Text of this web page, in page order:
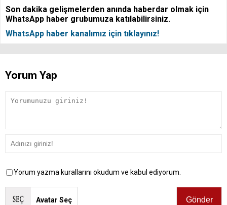
Son dakika gelişmelerden anında haberdar olmak için
WhatsApp haber grubumuza katılabilirsiniz.
WhatsApp haber kanalımız için tıklayınız!
Yorum Yap
Yorum yazma kurallarını okudum ve kabul ediyorum.
Avatar Seç